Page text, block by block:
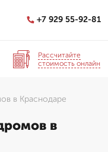
+7 929 55-92-81
Рассчитайте
стоимость онлайн
в Краснодаре
в